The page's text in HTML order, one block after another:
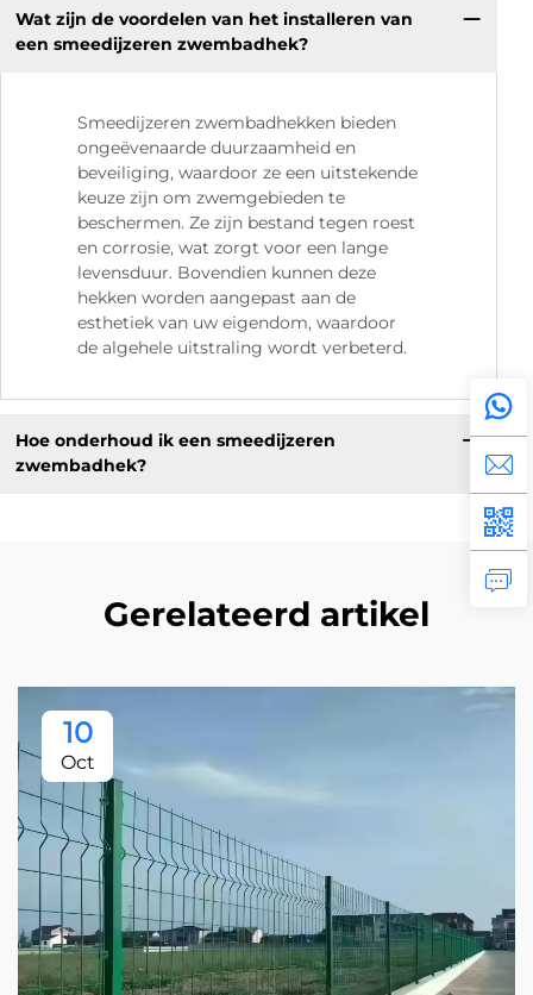
Wat zijn de voordelen van het installeren van
een smeedijzeren zwembadhek?
Smeedijzeren zwembadhekken bieden
ongeëvenaarde duurzaamheid en
beveiliging, waardoor ze een uitstekende
keuze zijn om zwemgebieden te
beschermen. Ze zijn bestand tegen roest
en corrosie, wat zorgt voor een lange
levensduur. Bovendien kunnen deze
hekken worden aangepast aan de
esthetiek van uw eigendom, waardoor
de algehele uitstraling wordt verbeterd.
Hoe onderhoud ik een smeedijzeren
zwembadhek?
Gerelateerd artikel
10
Oct